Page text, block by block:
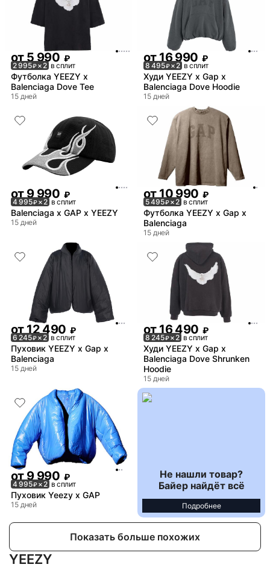
от5 990 ₽
2 995₽× 2 в сплит
Футболка YEEZY x
Balenciaga Dove Tee
15 дней
от16 990 ₽
8 495₽× 2 в сплит
Худи YEEZY x Gap x
Balenciaga Dove Hoodie
15 дней
от 9 990 ₽
4 995₽× 2 в сплит
Balenciaga x GAP x YEEZY
15 дней
от 10 990 ₽
5 495₽× 2 в сплит
Футболка YEEZY x Gap x
Balenciaga
15 дней
от12 490 ₽
6 245₽× 2 в сплит
Пуховик YEEZY x Gap x
Balenciaga
15 дней
от16 490 ₽
8 245₽× 2 в сплит
Худи YEEZY x Gap x
Balenciaga Dove Shrunken
Hoodie
15 дней
от9 990 ₽
4 995₽× 2 в сплит
Пуховик Yeezy x GAP
15 дней
Не нашли товар?
Байер найдёт всё
Подробнее
Показать больше похожих
YEEZY